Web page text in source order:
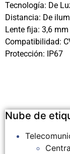
Tecnología: De
Distancia: De
Lente fija: 3,6
Compatibilidad:
Protección: IP67
Nube de